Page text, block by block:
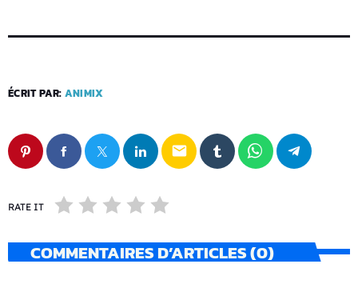
ÉCRIT PAR: ANIMIX
email
RATE IT
COMMENTAIRES D’ARTICLES (0)